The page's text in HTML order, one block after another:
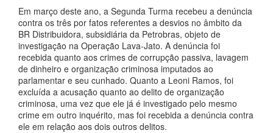
Em março deste ano, a Segunda Turma recebeu a denúncia
contra os três por fatos referentes a desvios no âmbito da
BR Distribuidora, subsidiária da Petrobras, objeto de
investigação na Operação Lava-Jato. A denúncia foi
recebida quanto aos crimes de corrupção passiva, lavagem
de dinheiro e organização criminosa imputados ao
parlamentar e seu cunhado. Quanto a Leoni Ramos, foi
excluída a acusação quanto ao delito de organização
criminosa, uma vez que ele já é investigado pelo mesmo
crime em outro inquérito, mas foi recebida a denúncia contra
ele em relação aos dois outros delitos.